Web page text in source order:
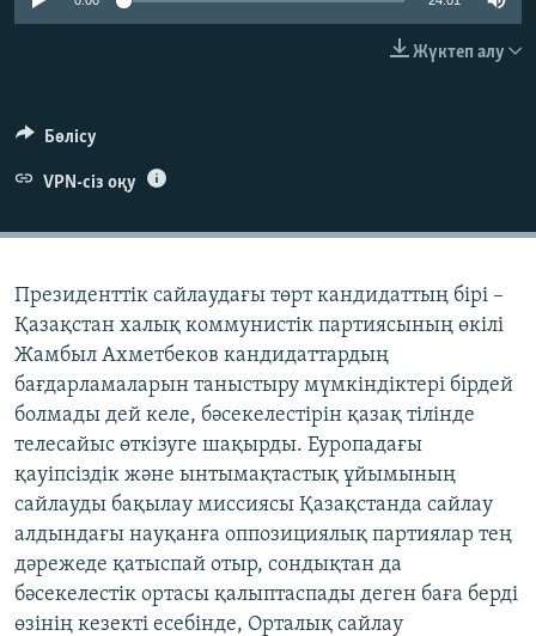
ЖАЗЫЛЫҢЫЗ
Басқа тілдерде
Жүктеп алу
Бөлісу
VPN-сіз оқу
Президенттік сайлаудағы төрт кандидаттың бірі –
Қазақстан халық коммунистік партиясының өкілі
Жамбыл Ахметбеков кандидаттардың
бағдарламаларын таныстыру мүмкіндіктері бірдей
болмады дей келе, бәсекелестірін қазақ тілінде
телесайыс өткізуге шақырды. Еуропадағы
қауіпсіздік және ынтымақтастық ұйымының
сайлауды бақылау миссиясы Қазақстанда сайлау
алдындағы науқанға оппозициялық партиялар тең
дәрежеде қатыспай отыр, сондықтан да
бәсекелестік ортасы қалыптаспады деген баға берді
өзінің кезекті есебінде, Орталық сайлау